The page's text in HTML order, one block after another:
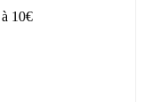
10€